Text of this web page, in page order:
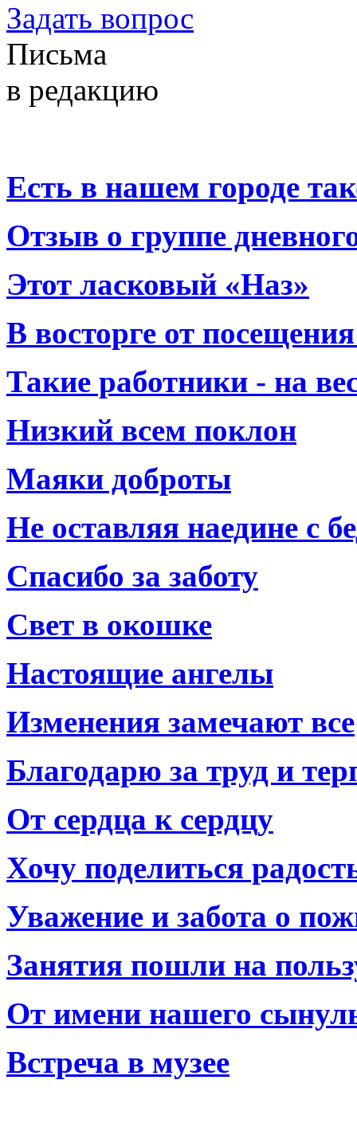
Задать вопрос
Письма
в редакцию
Есть в нашем городе
Отзыв о группе
Этот ласковый «Наз»
В восторге от
Такие работники - на
Низкий всем поклон
Маяки доброты
Не оставляя наедине с
Спасибо за заботу
Свет в окошке
Настоящие ангелы
Изменения замечают все
Благодарю за труд и
От сердца к сердцу
Хочу поделиться
Уважение и забота о
Занятия пошли на
От имени нашего
Встреча в музее